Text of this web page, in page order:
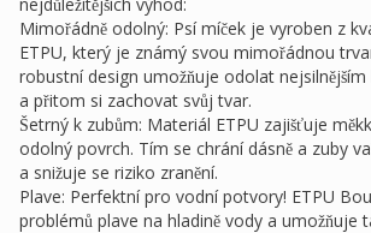
Mimořádně odolný: Psí míček je vyroben z
ETPU, který je známý svou mimořádnou
robustní design umožňuje odolat
a přitom si zachovat svůj tvar.
Šetrný k zubům: Materiál ETPU zajišťuje
odolný povrch. Tím se chrání dásně a zuby
a snižuje se riziko zranění.
Plave: Perfektní pro vodní potvory! ETPU
problémů plave na hladině vody a umožňuje